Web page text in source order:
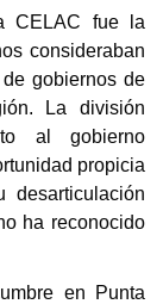
CELAC fue la
consideraban
gobiernos de
La división
al gobierno
propicia
ha reconocido
en Punta